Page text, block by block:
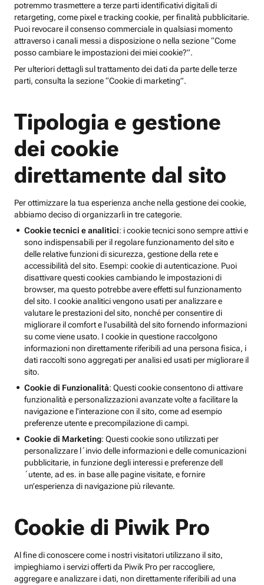
potremmo trasmettere a terze parti identificativi digitali di
retargeting, come pixel e tracking cookie, per finalità pubblicitarie.
Puoi revocare il consenso commerciale in qualsiasi momento
attraverso i canali messi a disposizione o nella sezione “Come
posso cambiare le impostazioni dei miei cookie?”.
Per ulteriori dettagli sul trattamento dei dati da parte delle terze
parti, consulta la sezione “Cookie di marketing”.
Tipologia e gestione
dei cookie
direttamente dal sito
Per ottimizzare la tua esperienza anche nella gestione dei cookie,
abbiamo deciso di organizzarli in tre categorie.
Cookie tecnici e analitici: i cookie tecnici sono sempre attivi e
sono indispensabili per il regolare funzionamento del sito e
delle relative funzioni di sicurezza, gestione della rete e
accessibilità del sito. Esempi: cookie di autenticazione. Puoi
disattivare questi cookies cambiando le impostazioni di
browser, ma questo potrebbe avere effetti sul funzionamento
del sito. I cookie analitici vengono usati per analizzare e
valutare le prestazioni del sito, nonché per consentire di
migliorare il comfort e l’usabilità del sito fornendo informazioni
su come viene usato. I cookie in questione raccolgono
informazioni non direttamente riferibili ad una persona fisica, i
dati raccolti sono aggregati per analisi ed usati per migliorare il
sito.
Cookie di Funzionalità: Questi cookie consentono di attivare
funzionalità e personalizzazioni avanzate volte a facilitare la
navigazione e l'interazione con il sito, come ad esempio
preferenze utente e precompilazione di campi.
Cookie di Marketing: Questi cookie sono utilizzati per
personalizzare l´invio delle informazioni e delle comunicazioni
pubblicitarie, in funzione degli interessi e preferenze dell
´utente, ad es. in base alle pagine visitate, e fornire
un’esperienza di navigazione più rilevante.
Cookie di Piwik Pro
Al fine di conoscere come i nostri visitatori utilizzano il sito,
impieghiamo i servizi offerti da Piwik Pro per raccogliere,
aggregare e analizzare i dati, non direttamente riferibili ad una